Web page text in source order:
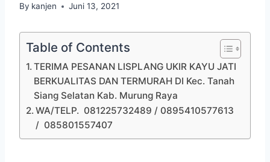
By kanjen Juni 13, 2021
Table of Contents
TERIMA PESANAN LISPLANG UKIR KAYU JATI
BERKUALITAS DAN TERMURAH DI Kec. Tanah
Siang Selatan Kab. Murung Raya
WA/TELP. 081225732489 / 0895410577613
/ 085801557407